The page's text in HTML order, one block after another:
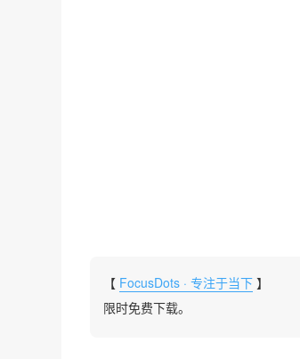
【 FocusDots · 专注于当下 】
限时免费下载。